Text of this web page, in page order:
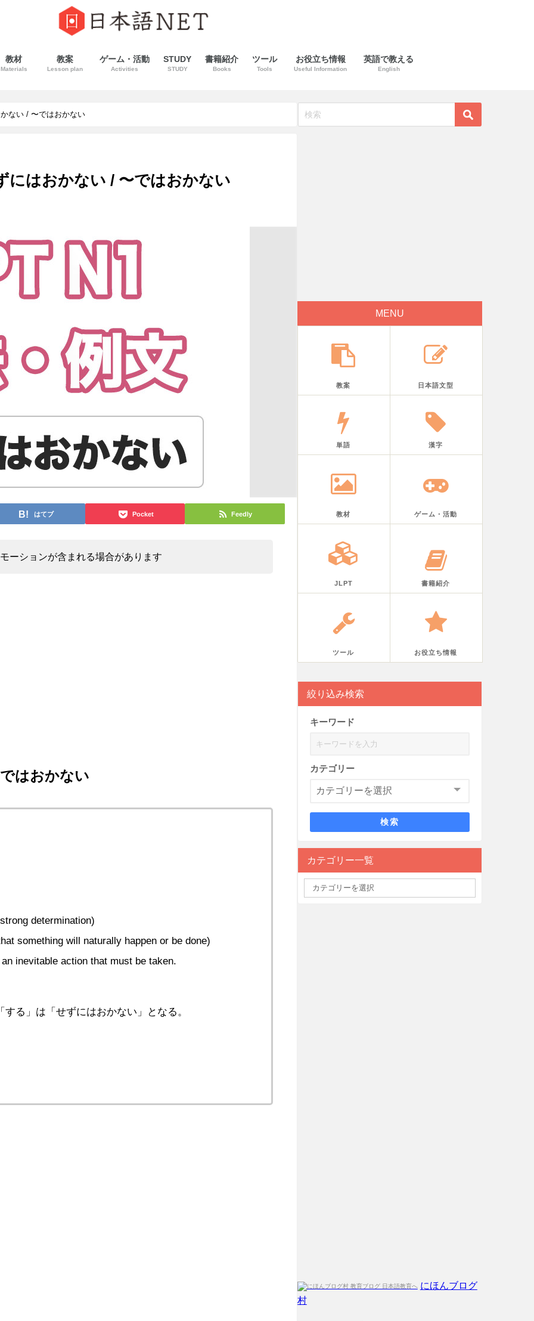
教材
Materials
教案
Lesson plan
ゲーム・活動
Activities
STUDY
STUDY
書籍紹介
Books
ツール
Tools
お役立ち情報
Useful Information
英語で教える
English
ない / 〜ではおかない
にはおかない / 〜ではおかない
はてブ Pocket Feedly
ーションが含まれる場合があります
はおかない
determination)
something will naturally happen or be done)
inevitable action that must be taken.
」は「せずにはおかない」となる。
MENU
教案 日本語文型
単語 漢字
教材 ゲーム・活動
JLPT 書籍紹介
ツール お役立ち情報
絞り込み検索
キーワード
カテゴリー
検索
カテゴリー一覧
にほんブログ
村